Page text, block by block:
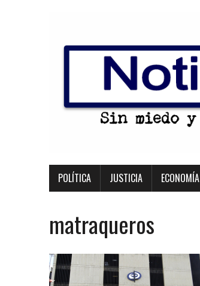
POLÍTICA JUSTICIA ECONOMÍA
matraqueros